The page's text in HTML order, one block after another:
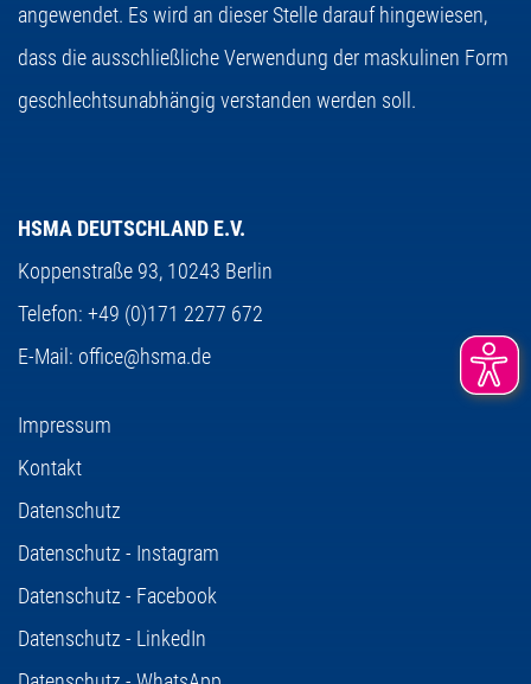
angewendet. Es wird an dieser Stelle darauf hingewiesen,
dass die ausschließliche Verwendung der maskulinen Form
geschlechtsunabhängig verstanden werden soll.
HSMA DEUTSCHLAND E.V.
Koppenstraße 93, 10243 Berlin
Telefon: +49 (0)171 2277 672
E-Mail: office@hsma.de
Impressum
Kontakt
Datenschutz
Datenschutz - Instagram
Datenschutz - Facebook
Datenschutz - LinkedIn